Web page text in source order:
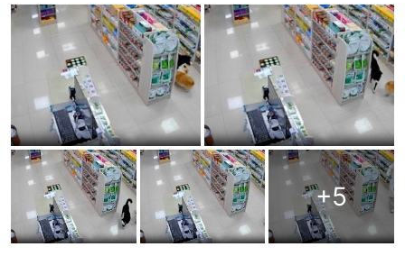
+5